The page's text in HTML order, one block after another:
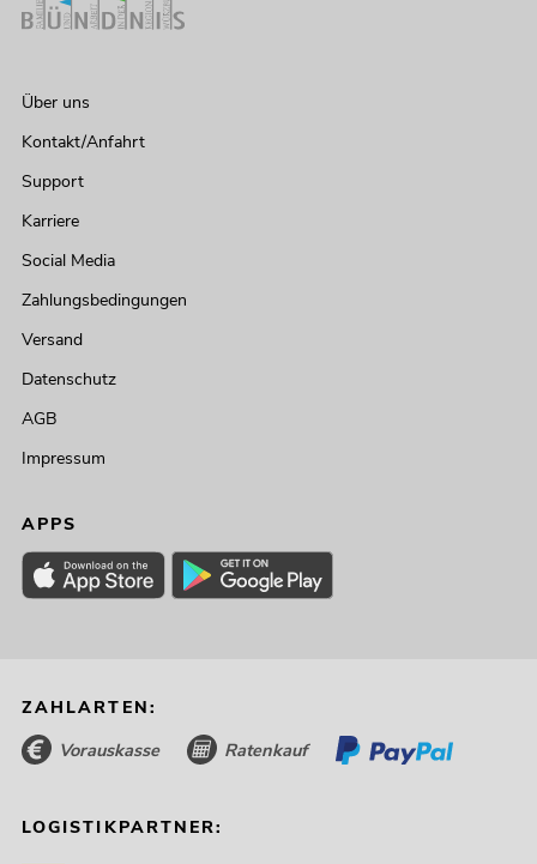
Über uns
Kontakt/Anfahrt
Support
Karriere
Social Media
Zahlungsbedingungen
Versand
Datenschutz
AGB
Impressum
APPS
ZAHLARTEN:
Vorauskasse Ratenkauf
LOGISTIKPARTNER: